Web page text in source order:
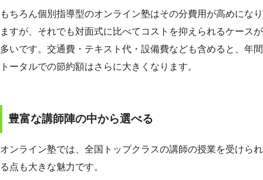
もちろん個別指導型のオンライン塾はその分費用が高めになり
ますが、それでも対面式に比べてコストを抑えられるケースが
多いです。交通費・テキスト代・設備費なども含めると、年間
トータルでの節約額はさらに大きくなります。
豊富な講師陣の中から選べる
オンライン塾では、全国トップクラスの講師の授業を受けられ
る点も大きな魅力です。